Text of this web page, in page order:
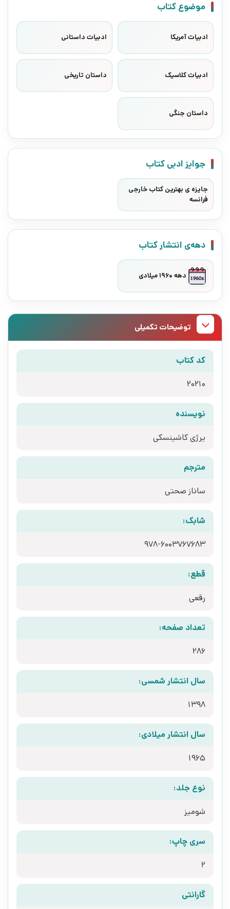
موضوع کتاب
ادبیات آمریکا ادبیات داستانی
ادبیات کلاسیک داستان تاریخی
داستان جنگی
جوایز ادبی کتاب
جایزه ی بهترین کتاب خارجی
فرانسه
دهه‌ی انتشار کتاب
دهه 1960 میلادی
توضیحات تکمیلی
کد کتاب
20210
نویسنده
یرژی کاشینسکی
مترجم
ساناز صحتی
شابک:
978-6003767683
قطع:
رقعی
تعداد صفحه:
286
سال انتشار شمسی:
1398
سال انتشار میلادی:
1965
نوع جلد:
شومیز
سری چاپ:
2
گارانتی